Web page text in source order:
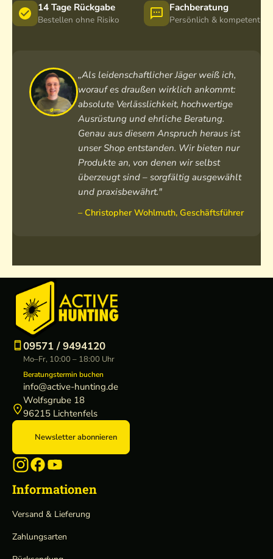
14 Tage Rückgabe
Bestellen ohne Risiko
Fachberatung
Persönlich & kompetent
„Als leidenschaftlicher Jäger weiß ich,
worauf es draußen wirklich ankommt:
absolute Verlässlichkeit, hochwertige
Ausrüstung und ehrliche Beratung.
Genau aus diesem Anspruch heraus ist
unser Shop entstanden. Wir bieten nur
Produkte an, von denen wir selbst
überzeugt sind – sorgfältig ausgewählt
und praxisbewährt."
– Christopher Wohlmuth, Geschäftsführer
09571 / 9494120
Mo–Fr, 10:00 – 18:00 Uhr
Beratungstermin buchen
info@active-hunting.de
Wolfsgrube 18
96215 Lichtenfels
Newsletter abonnieren
Informationen
Versand & Lieferung
Zahlungsarten